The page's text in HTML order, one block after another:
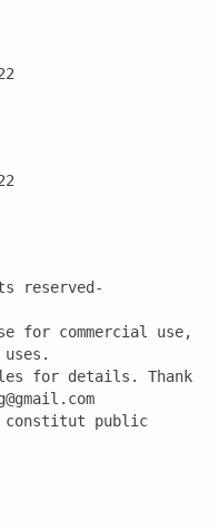
reserved-
for commercial use,
uses.
for details. Thank
constitut public